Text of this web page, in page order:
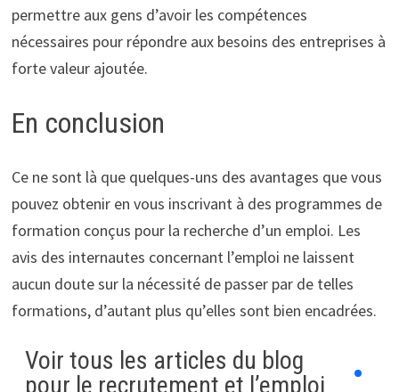
permettre aux gens d’avoir les compétences
nécessaires pour répondre aux besoins des entreprises à
forte valeur ajoutée.
En conclusion
Ce ne sont là que quelques-uns des avantages que vous
pouvez obtenir en vous inscrivant à des programmes de
formation conçus pour la recherche d’un emploi. Les
avis des internautes concernant l’emploi ne laissent
aucun doute sur la nécessité de passer par de telles
formations, d’autant plus qu’elles sont bien encadrées.
Voir tous les articles du blog
pour le recrutement et l’emploi